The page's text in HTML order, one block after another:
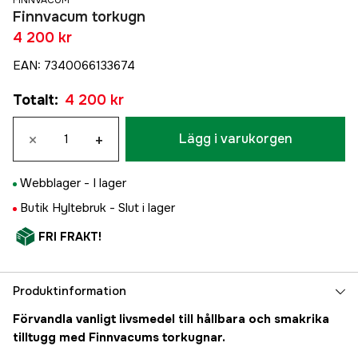
Finnvacum torkugn
4 200 kr
EAN: 7340066133674
Totalt: 4 200 kr
× + Lägg i varukorgen
Webblager - I lager
Butik Hyltebruk - Slut i lager
FRI FRAKT!
Produktinformation
Förvandla vanligt livsmedel till hållbara och smakrika
tilltugg med Finnvacums torkugnar.